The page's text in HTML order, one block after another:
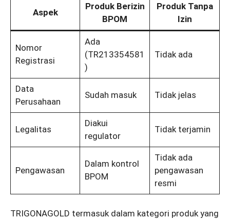
Aspek
Produk Berizin
BPOM
Produk Tanpa
Izin
Nomor
Registrasi
Ada
(TR213354581
)
Tidak ada
Data
Perusahaan
Sudah masuk Tidak jelas
Legalitas
Diakui
regulator
Tidak terjamin
Pengawasan
Dalam kontrol
BPOM
Tidak ada
pengawasan
resmi
TRIGONAGOLD termasuk dalam kategori produk yang